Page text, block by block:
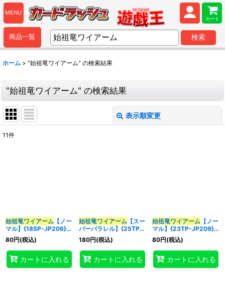
MENU
カート
商品一覧 検索
ホーム > "始祖竜ワイアーム" の検索結果
"始祖竜ワイアーム" の検索結果
表示順変更
カテゴリ:
特集:
11件
始祖竜ワイアーム 【ノー
マル】{18SP-JP206}
《融合》
80円(税込)
カートに入れる
始祖竜ワイアーム【スー
パーパラレル】{25TP-
JP102}《融合》
180円(税込)
カートに入れる
始祖竜ワイアーム【ノー
マル】{23TP-JP209}
《融合》
80円(税込)
カートに入れる